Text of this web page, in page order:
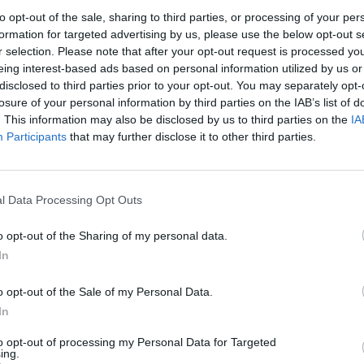
opt-out of the sale, sharing to third parties, or processing of your
for targeted advertising by us, please use the below opt-out
selection. Please note that after your opt-out request is processed
interest-based ads based on personal information utilized by us
to third parties prior to your opt-out. You may separately
of your personal information by third parties on the IAB’s list of
This information may also be disclosed by us to third parties on the
Participants that may further disclose it to other third parties.
Data Processing Opt Outs
opt-out of the Sharing of my personal data.
opt-out of the Sale of my Personal Data.
opt-out of processing my Personal Data for Targeted
emerse in Consiglio Comunale.
relativa ai furti ed alla sicurezza nel territorio
che sono stati intensificati i servizi di pattuglia da
la consueta attività di coordinamento con le
dei consiglieri Dolcino e Sofio in merito alla
in corrispondenza degli attraversamenti pedonali
del Movicentro. L’Assessore Garassino ha assicurato la
di segnalatori acustici per portatori di handicap in base
Manfredi.